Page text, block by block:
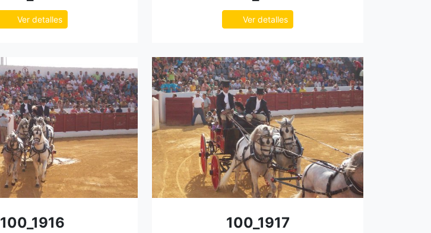
Ver detalles Ver detalles
100_1916 100_1917